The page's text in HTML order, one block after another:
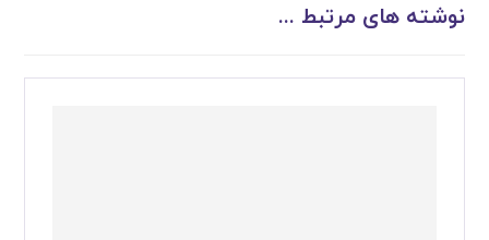
نوشته های مرتبط ...